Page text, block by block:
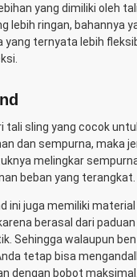
yang dimiliki oleh
lebih ringan, bahannya
yang ternyata lebih
tali sling yang cocok
dan sempurna, maka
melingkar
beban yang terangkat.
ini juga memiliki
berasal dari
Sehingga walaupun
tetap bisa
dengan bobot maksimal.